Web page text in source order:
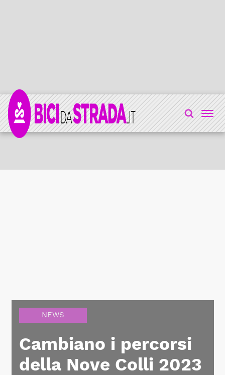
NEWS
Cambiano i percorsi
della Nove Colli 2023